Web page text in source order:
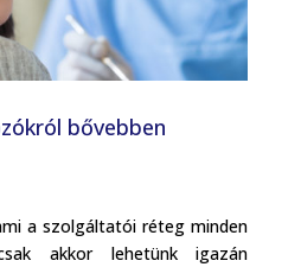
bővebben
a szolgáltatói réteg minden
akkor lehetünk igazán